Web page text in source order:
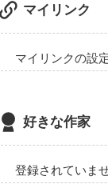
マイリンク
マイリンクの設
好きな作家
登録されていませ